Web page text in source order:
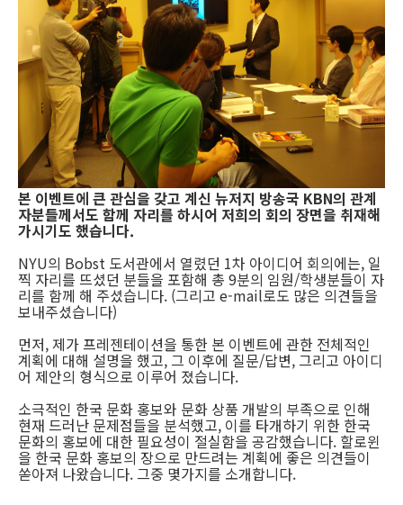
본 이벤트에 큰 관심을 갖고 계신 뉴저지 방송국 KBN의 관계
자분들께서도 함께 자리를 하시어 저희의 회의 장면을 취재해
가시기도 했습니다.
NYU의 Bobst 도서관에서 열렸던 1차 아이디어 회의에는, 일
찍 자리를 뜨셨던 분들을 포함해 총 9분의 임원/학생분들이 자
리를 함께 해 주셨습니다. (그리고 e-mail로도 많은 의견들을
보내주셨습니다)
먼저, 제가 프레젠테이션을 통한 본 이벤트에 관한 전체적인
계획에 대해 설명을 했고, 그 이후에 질문/답변, 그리고 아이디
어 제안의 형식으로 이루어 졌습니다.
소극적인 한국 문화 홍보와 문화 상품 개발의 부족으로 인해
현재 드러난 문제점들을 분석했고, 이를 타개하기 위한 한국
문화의 홍보에 대한 필요성이 절실함을 공감했습니다. 할로윈
을 한국 문화 홍보의 장으로 만드려는 계획에 좋은 의견들이
쏟아져 나왔습니다. 그중 몇가지를 소개합니다.